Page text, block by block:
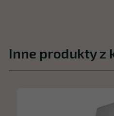
Inne produkty z